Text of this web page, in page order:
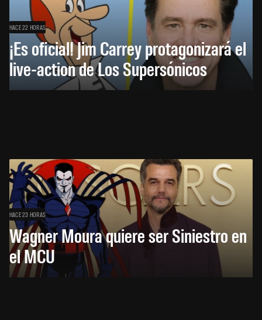
HACE 22 HORAS
¡Es oficial! Jim Carrey protagonizará el
live-action de Los Supersónicos
HACE 23 HORAS
Wagner Moura quiere ser Siniestro en
el MCU